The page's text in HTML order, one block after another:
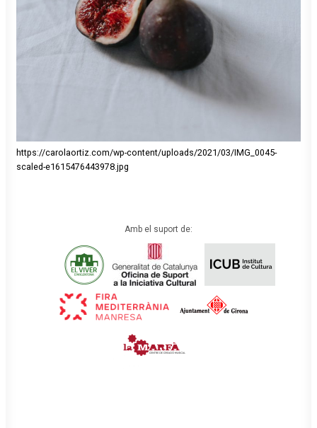
https://carolaortiz.com/wp-content/uploads/2021/03/IMG_0045-
scaled-e1615476443978.jpg
Amb el suport de: